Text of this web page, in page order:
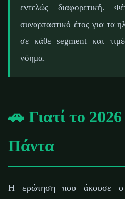
εντελώς διαφορετική.
συναρπαστικό έτος για τα
σε κάθε segment και
νόημα.
🚗 Γιατί το
Πάντα
Η ερώτηση που άκουσε